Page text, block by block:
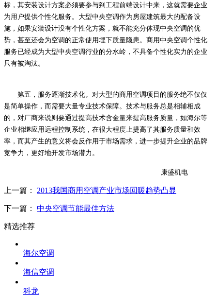
标，其安装设计方案必须要参与到工程前端设计中来，这就需要企业
为用户提供个性化服务。大型中央空调作为房屋建筑最大的配备设
施，如果安装设计没有个性化方案，就不能充分体现中央空调的优
势，甚至还会为空调的正常使用埋下质量隐患。商用中央空调个性化
服务已经成为大型中央空调行业的分水岭，不具备个性化实力的企业
只有被淘汰。
第五，服务逐渐技术化。对大型的商用空调项目的服务绝不仅仅
是简单操作，而需要大量专业技术保障。技术与服务总是相辅相成
的，对厂商来说则要通过提高技术含金量来提高服务质量，如海尔等
企业相继应用远程控制系统，在很大程度上提高了其服务质量和效
率，而其产生的意义将会反作用于市场需求，进一步提升企业的品牌
竞争力，更好地开发市场潜力。
康盛机电
上一篇： 2013我国商用空调产业市场回暖趋势凸显
下一篇： 中央空调节能最佳方法
精选推荐
海尔空调
海信空调
科龙